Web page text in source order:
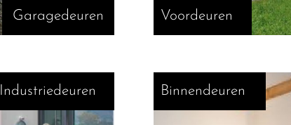
Garagedeuren Voordeuren
Industriedeuren Binnendeuren